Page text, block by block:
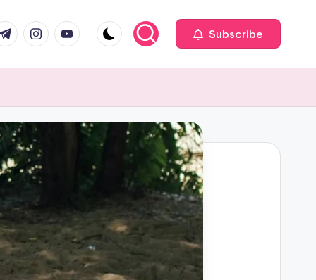
instagram.com
youtube.com Subscribe